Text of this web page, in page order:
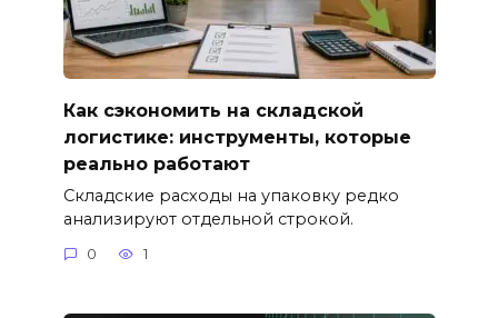
Как сэкономить на складской
логистике: инструменты, которые
реально работают
Складские расходы на упаковку редко
анализируют отдельной строкой.
0 1